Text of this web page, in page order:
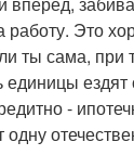
работу. Это
ты сама,
единицы
-
одну